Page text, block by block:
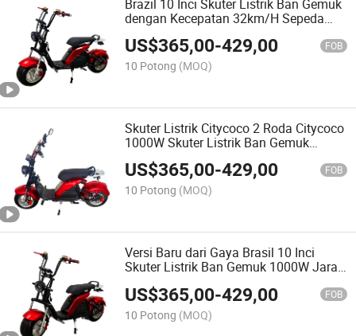
Brazil 10 Inci Skuter Listrik Ban Gemuk
dengan Kecepatan 32km/H Sepeda
Motor Listrik Baterai Lithium Skuter
Disc Brake Citycoco
US$365,00-429,00 FOB
10 Potong (MOQ)
Skuter Listrik Citycoco 2 Roda Citycoco
1000W Skuter Listrik Ban Gemuk
Citycoco Terlaris Brasil 60V 20A E-
Scootre
US$365,00-429,00 FOB
10 Potong (MOQ)
Versi Baru dari Gaya Brasil 10 Inci
Skuter Listrik Ban Gemuk 1000W Jarak
Sepeda Motor Listrik
US$365,00-429,00 FOB
10 Potong (MOQ)